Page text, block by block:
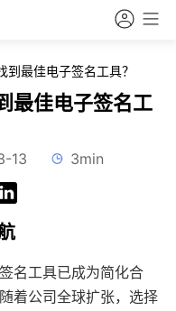
最佳电子签名工具？
最佳电子签名工
13 3min
名工具已成为简化合
着公司全球扩张，选择